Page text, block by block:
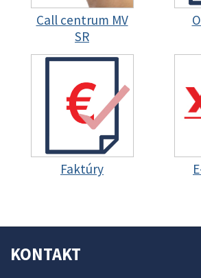
Call centrum MV
SR
Faktúry
KONTAKT